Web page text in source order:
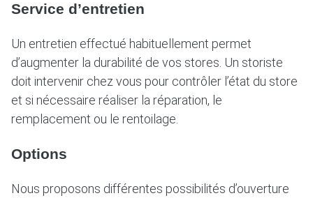
Service d’entretien
Un entretien effectué habituellement permet
d’augmenter la durabilité de vos stores. Un storiste
doit intervenir chez vous pour contrôler l’état du store
et si nécessaire réaliser la réparation, le
remplacement ou le rentoilage.
Options
Nous proposons différentes possibilités d’ouverture